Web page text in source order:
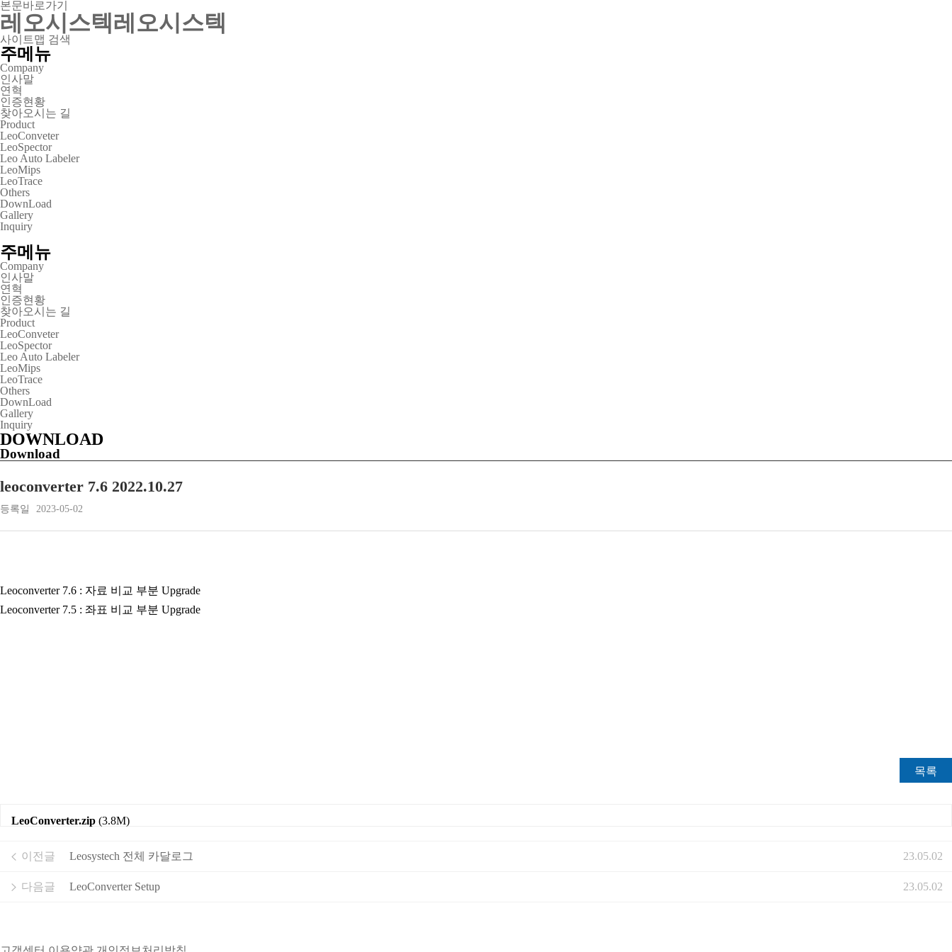
본문바로가기
레오시스텍레오시스텍
사이트맵 검색
주메뉴
Company
인사말
연혁
인증현황
찾아오시는 길
Product
LeoConveter
LeoSpector
Leo Auto Labeler
LeoMips
LeoTrace
Others
DownLoad
Gallery
Inquiry
주메뉴
Company
인사말
연혁
인증현황
찾아오시는 길
Product
LeoConveter
LeoSpector
Leo Auto Labeler
LeoMips
LeoTrace
Others
DownLoad
Gallery
Inquiry
DOWNLOAD
Download
leoconverter 7.6 2022.10.27
등록일 2023-05-02
Leoconverter 7.6 : 자료 비교 부분 Upgrade
Leoconverter 7.5 : 좌표 비교 부분 Upgrade
목록
LeoConverter.zip (3.8M)
이전글 Leosystech 전체 카달로그 23.05.02
다음글 LeoConverter Setup 23.05.02